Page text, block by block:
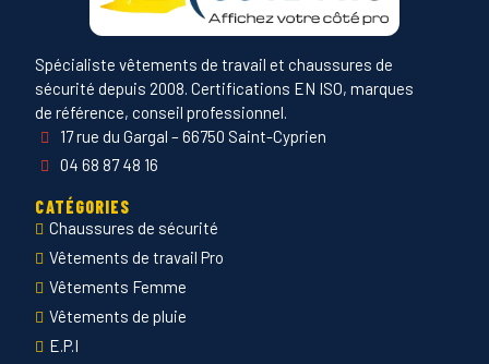
Spécialiste vêtements de travail et chaussures de
sécurité depuis 2008. Certifications EN ISO, marques
de référence, conseil professionnel.
17 rue du Gargal – 66750 Saint-Cyprien
04 68 87 48 16
CATÉGORIES
Chaussures de sécurité
Vêtements de travail Pro
Vêtements Femme
Vêtements de pluie
E.P.I